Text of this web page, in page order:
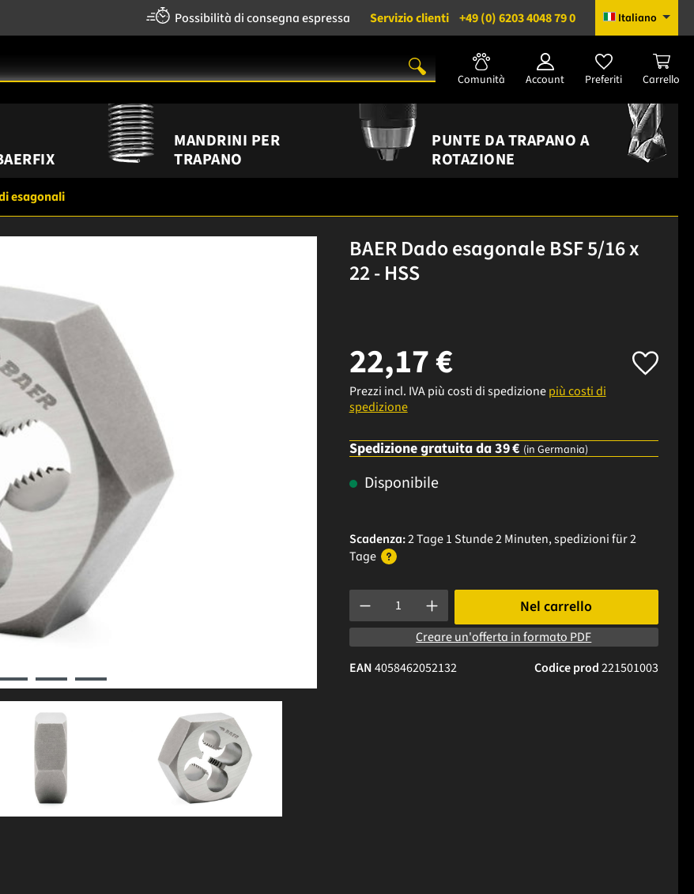
Possibilità di consegna espressa Servizio clienti +49 (0) 6203 4048 79 0 Italiano
Comunità Account Preferiti Carrello
MANDRINI PER
TRAPANO
PUNTE DA TRAPANO A
ROTAZIONE
esagonali
BAER Dado esagonale BSF 5/16 x
22 - HSS
22,17 €
Prezzi incl. IVA più costi di spedizionepiù costi di
spedizione
Spedizione gratuita da 39 € (in Germania)
Disponibile
Scadenza:2 Tage 1 Stunde 2 Minuten, spedizionifür 2
Tage
Quantità del prodotto: inserisci la quantità desiderata o usa i
Nel carrello
Creare un'offerta in formato PDF
Codice prod221501003
EAN4058462052132